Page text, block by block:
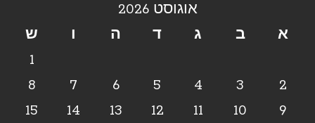
אוגוסט 2026
א
ב ג ד ה ו
ש
1
2
3
4
5
6
7
8
9
10
11
12
13
14
15